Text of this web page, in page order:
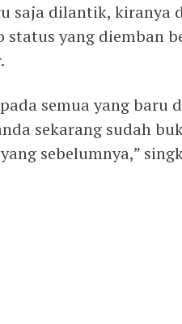
saja dilantik, kiranya
status yang diemban
semua yang
sekarang sudah
sebelumnya,”